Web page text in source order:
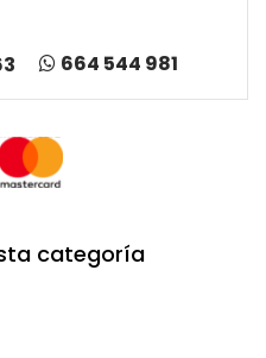
664 544 981
categoría